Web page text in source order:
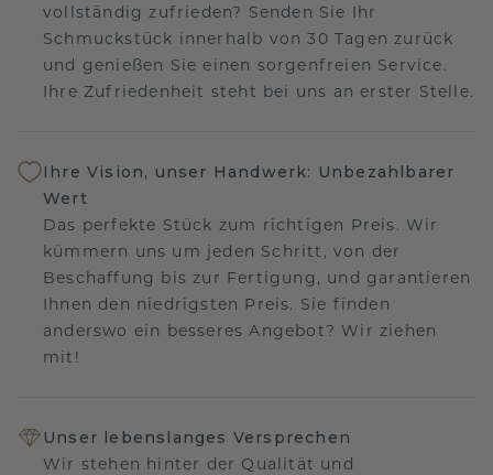
vollständig zufrieden? Senden Sie Ihr
Schmuckstück innerhalb von 30 Tagen zurück
und genießen Sie einen sorgenfreien Service.
Ihre Zufriedenheit steht bei uns an erster Stelle.
Ihre Vision, unser Handwerk: Unbezahlbarer
Wert
Das perfekte Stück zum richtigen Preis. Wir
kümmern uns um jeden Schritt, von der
Beschaffung bis zur Fertigung, und garantieren
Ihnen den niedrigsten Preis. Sie finden
anderswo ein besseres Angebot? Wir ziehen
mit!
Unser lebenslanges Versprechen
Wir stehen hinter der Qualität und